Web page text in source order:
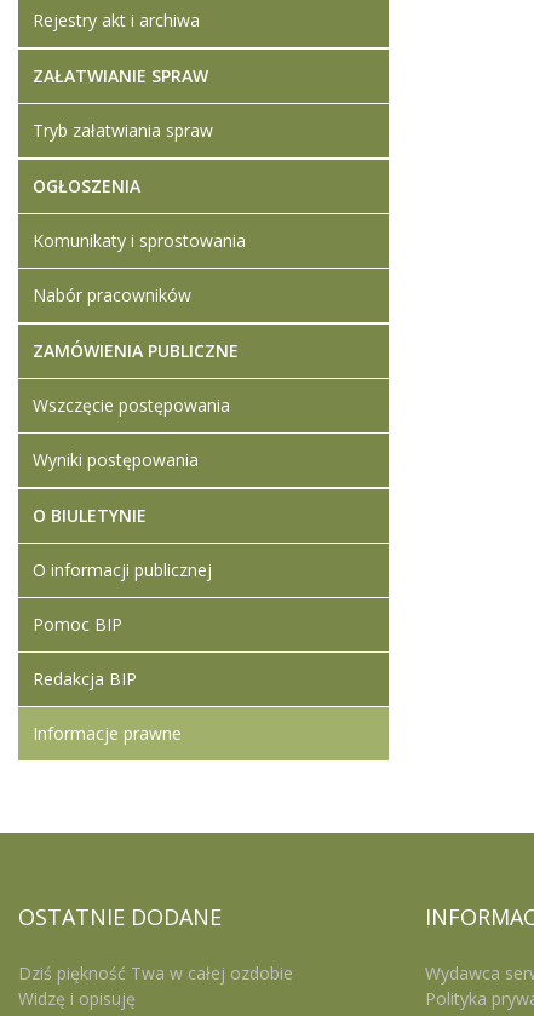
Rejestry akt i archiwa
ZAŁATWIANIE SPRAW
Tryb załatwiania spraw
OGŁOSZENIA
Komunikaty i sprostowania
Nabór pracowników
ZAMÓWIENIA PUBLICZNE
Wszczęcie postępowania
Wyniki postępowania
O BIULETYNIE
O informacji publicznej
Pomoc BIP
Redakcja BIP
Informacje prawne
OSTATNIE DODANE
Dziś piękność Twa w całej ozdobie
Widzę i opisuję
Wydawca
Polityka